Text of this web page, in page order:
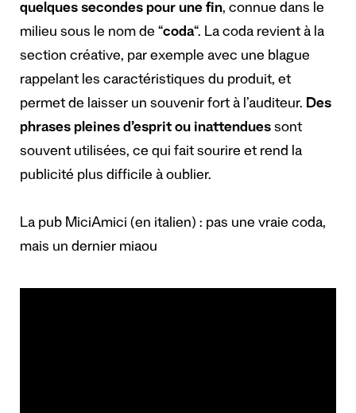
quelques secondes pour une fin, connue dans le
milieu sous le nom de “coda“. La coda revient à la
section créative, par exemple avec une blague
rappelant les caractéristiques du produit, et
permet de laisser un souvenir fort à l’auditeur. Des
phrases pleines d’esprit ou inattendues sont
souvent utilisées, ce qui fait sourire et rend la
publicité plus difficile à oublier.
La pub MiciAmici (en italien) : pas une vraie coda,
mais un dernier miaou